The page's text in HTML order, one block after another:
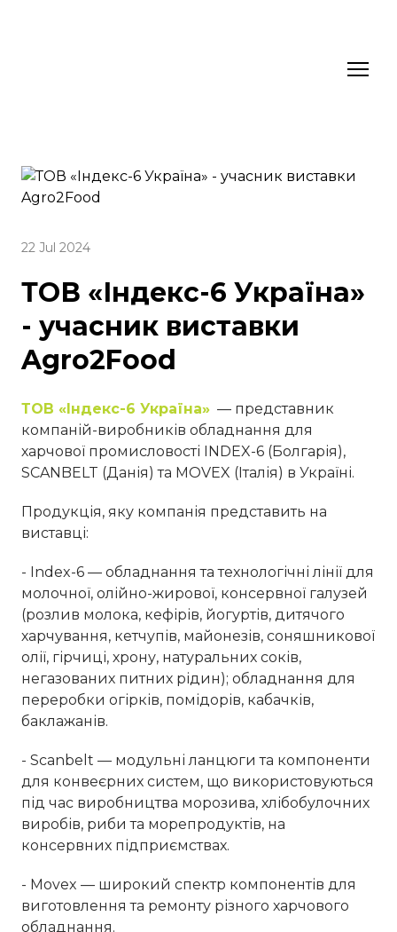
22 Jul 2024
ТОВ «Індекс-6 Україна»
- учасник виставки
Agro2Food
ТОВ «Індекс-6 Україна» — представник
компаній-виробників обладнання для
харчової промисловості INDEX-6 (Болгарія),
SCANBELT (Данія) та MOVEX (Італія) в Україні.
Продукція, яку компанія представить на
виставці:
- Index-6 — обладнання та технологічні лінії для
молочної, олійно-жирової, консервної галузей
(розлив молока, кефірів, йогуртів, дитячого
харчування, кетчупів, майонезів, соняшникової
олії, гірчиці, хрону, натуральних соків,
негазованих питних рідин); обладнання для
переробки огірків, помідорів, кабачків,
баклажанів.
- Scanbelt — модульні ланцюги та компоненти
для конвеєрних систем, що використовуються
під час виробництва морозива, хлібобулочних
виробів, риби та морепродуктів, на
консервних підприємствах.
- Movex — широкий спектр компонентів для
виготовлення та ремонту різного харчового
обладнання.